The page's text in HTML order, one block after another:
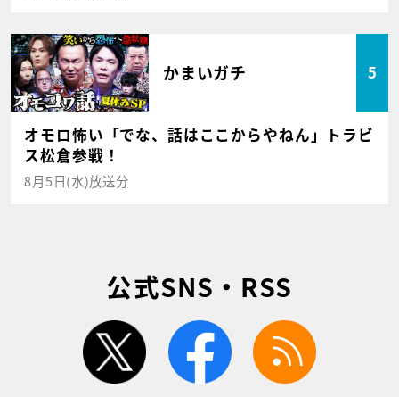
かまいガチ 5
オモロ怖い「でな、話はここからやねん」トラビ
ス松倉参戦！
8月5日(水)放送分
公式SNS・RSS
twitter facebook